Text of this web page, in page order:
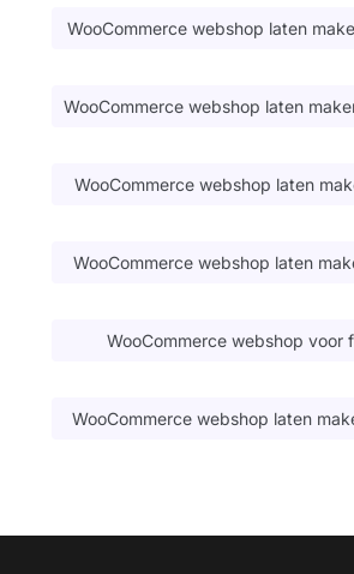
WooCommerce webshop laten
WooCommerce webshop laten
WooCommerce webshop laten
WooCommerce webshop laten
WooCommerce webshop voor
WooCommerce webshop laten